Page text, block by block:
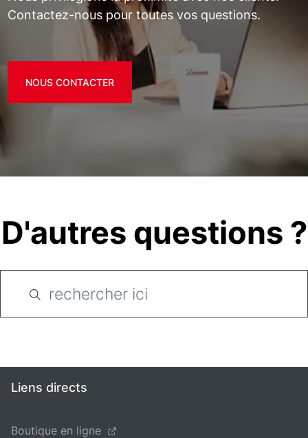
Contactez-nous pour toutes vos questions.
NOUS CONTACTER
D'autres questions ?
Liens directs
Boutique en ligne